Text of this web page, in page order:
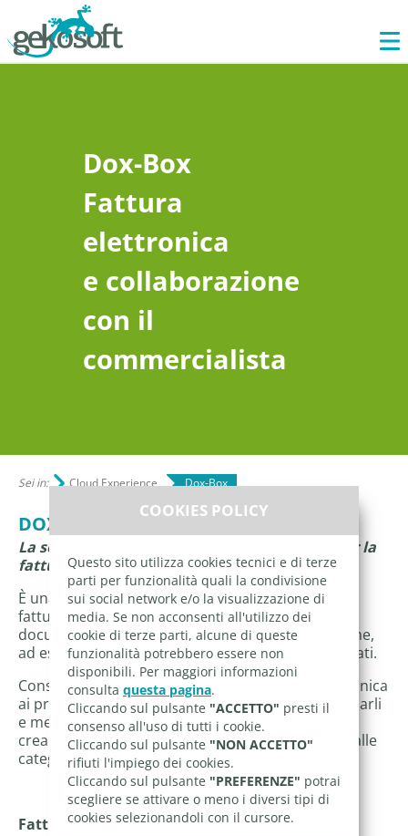
COOKIES POLICY
Questo sito utilizza cookies tecnici e di terze
parti per funzionalità quali la condivisione
sui social network e/o la visualizzazione di
media. Se non acconsenti all'utilizzo dei
cookie di terze parti, alcune di queste
funzionalità potrebbero essere non
disponibili. Per maggiori informazioni
consulta questa pagina.
Cliccando sul pulsante "ACCETTO" presti il
consenso all'uso di tutti i cookie.
Cliccando sul pulsante "NON ACCETTO"
rifiuti l'impiego dei cookies.
Cliccando sul pulsante "PREFERENZE" potrai
scegliere se attivare o meno i diversi tipi di
cookies selezionandoli con il cursore.
Dox-Box
Fattura
elettronica
e collaborazione
con il
commercialista
Sei in: Cloud Experience Dox-Box
DOX-BOX
La soluzione per la gestione documentale e per la
fatturazione
È una soluzione agile e collaborativa per la
fatturazione elettronica e la condivisione
documentale tra commercialisti e clienti, così come,
ad esempio, tra associazioni di categoria e associati.
Consente di dare accesso alla fatturazione elettronica
ai propri target, di archiviare documenti, organizzarli
e metterli a disposizione dei clienti; permette di
creare news, comunicazioni e avvisi e indirizzarli alle
categorie opportune.
Fattura elettronica